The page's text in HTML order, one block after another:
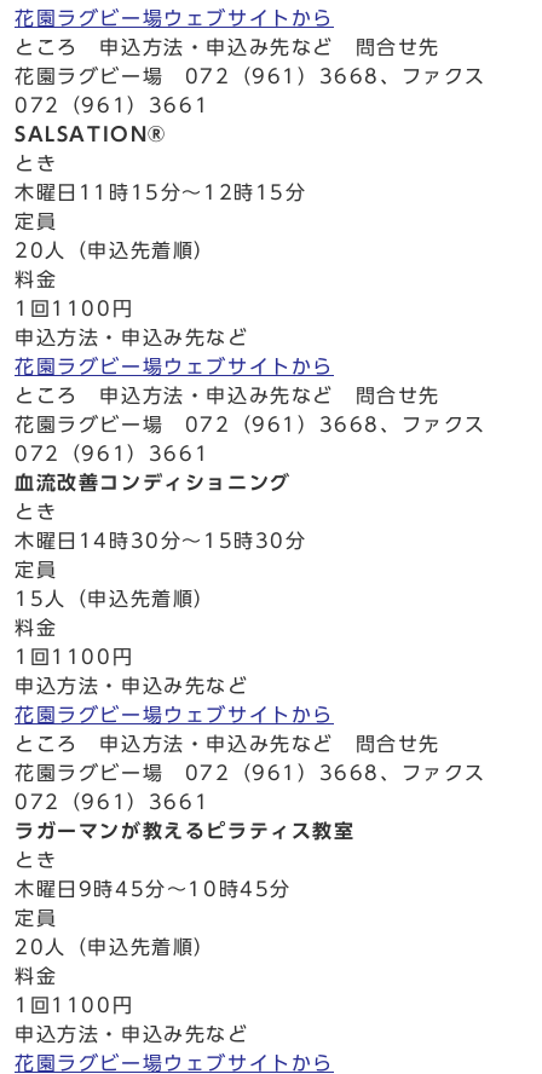
花園ラグビー場ウェブサイトから
ところ 申込方法・申込み先など 問合せ先
花園ラグビー場 072（961）3668、ファクス
072（961）3661
SALSATION®
とき
木曜日11時15分～12時15分
定員
20人（申込先着順）
料金
1回1100円
申込方法・申込み先など
花園ラグビー場ウェブサイトから
ところ 申込方法・申込み先など 問合せ先
花園ラグビー場 072（961）3668、ファクス
072（961）3661
血流改善コンディショニング
とき
木曜日14時30分～15時30分
定員
15人（申込先着順）
料金
1回1100円
申込方法・申込み先など
花園ラグビー場ウェブサイトから
ところ 申込方法・申込み先など 問合せ先
花園ラグビー場 072（961）3668、ファクス
072（961）3661
ラガーマンが教えるピラティス教室
とき
木曜日9時45分～10時45分
定員
20人（申込先着順）
料金
1回1100円
申込方法・申込み先など
花園ラグビー場ウェブサイトから